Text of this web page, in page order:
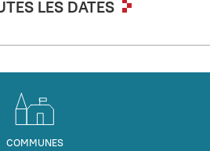
LES DATES
COMMUNES